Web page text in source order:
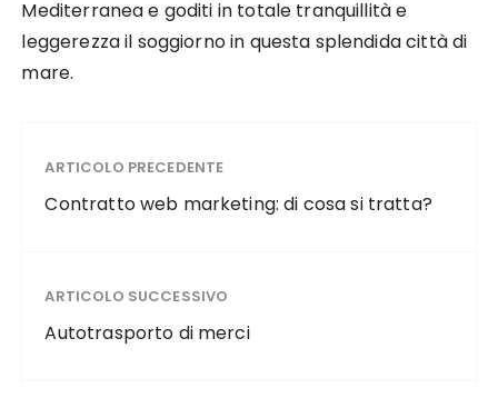
Mediterranea e goditi in totale tranquillità e
leggerezza il soggiorno in questa splendida città di
mare.
ARTICOLO PRECEDENTE
Contratto web marketing: di cosa si tratta?
ARTICOLO SUCCESSIVO
Autotrasporto di merci